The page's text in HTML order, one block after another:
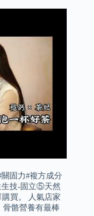
固力#複方成分
技-固立⑤天然
買。 人氣店家
骼營養有最棒